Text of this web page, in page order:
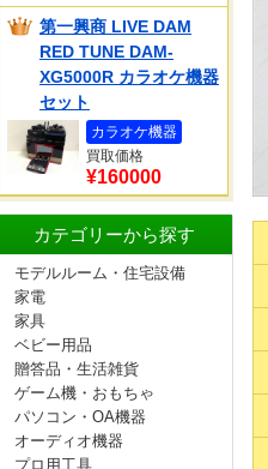
第一興商 LIVE DAM
RED TUNE DAM-
XG5000R カラオケ機器
セット
カラオケ機器
買取価格
¥160000
カテゴリーから探す
モデルルーム・住宅設備
家電
家具
ベビー用品
贈答品・生活雑貨
ゲーム機・おもちゃ
パソコン・OA機器
オーディオ機器
プロ用工具